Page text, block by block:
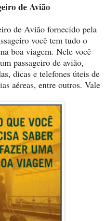
de Avião
de Avião fornecido pela
você tem tudo o
boa viagem. Nele você
passageiro de avião,
dicas e telefones úteis de
aéreas, entre outros. Vale